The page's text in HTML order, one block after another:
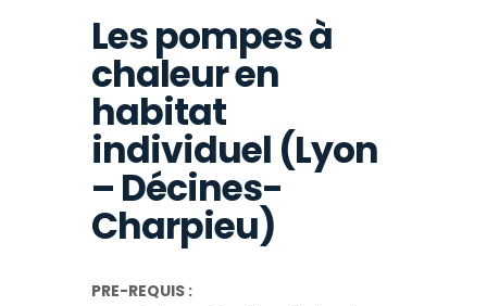
Les pompes à
chaleur en
habitat
individuel (Lyon
– Décines-
Charpieu)
PRE-REQUIS :